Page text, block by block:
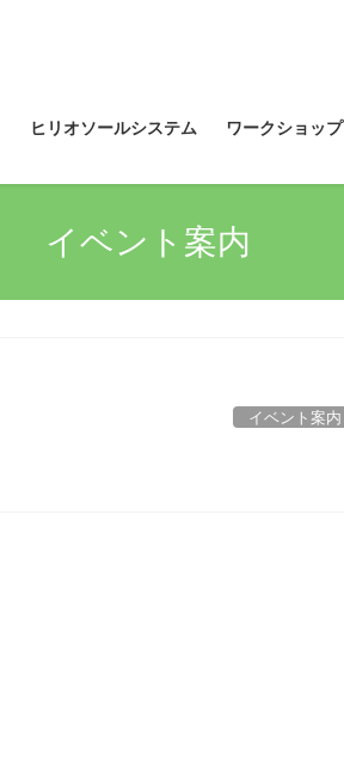
ヒリオソールシステム ワークショップ
イベント案内
イベント案内